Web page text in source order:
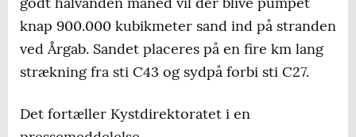
knap 900.000 kubikmeter sand ind på stranden
ved Årgab. Sandet placeres på en fire km lang
strækning fra sti C43 og sydpå forbi sti C27.
Det fortæller Kystdirektoratet i en